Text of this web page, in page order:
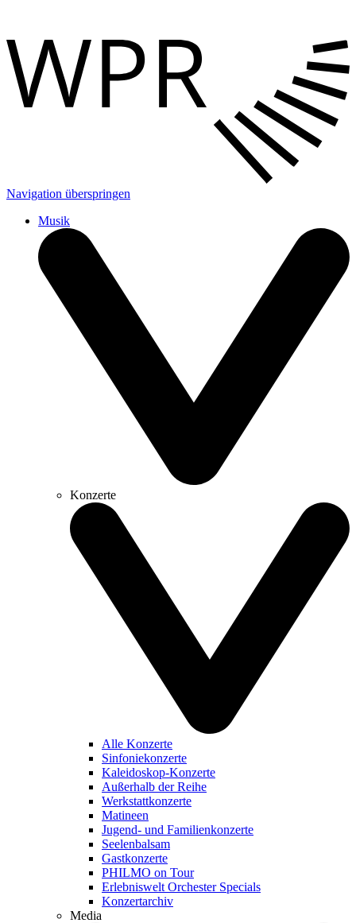
Navigation überspringen
Musik
Konzerte
Alle Konzerte
Sinfoniekonzerte
Kaleidoskop-Konzerte
Außerhalb der Reihe
Werkstattkonzerte
Matineen
Jugend- und Familienkonzerte
Seelenbalsam
Gastkonzerte
PHILMO on Tour
Erlebniswelt Orchester Specials
Konzertarchiv
Media